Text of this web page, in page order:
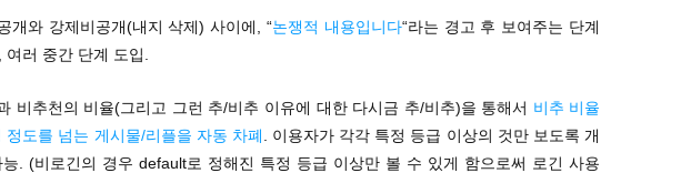
개와 강제비공개(내지 삭제) 사이에, “논쟁적 내용입니다“라는 경고 후 보여주는 단계
여러 중간 단계 도입.
비추천의 비율(그리고 그런 추/비추 이유에 대한 다시금 추/비추)을 통해서 비추 비율
정도를 넘는 게시물/리플을 자동 차폐
. 이용자가 각각 특정 등급 이상의 것만 보도록 개
능. (비로긴의 경우 default로 정해진 특정 등급 이상만 볼 수 있게 함으로써 로긴 사용